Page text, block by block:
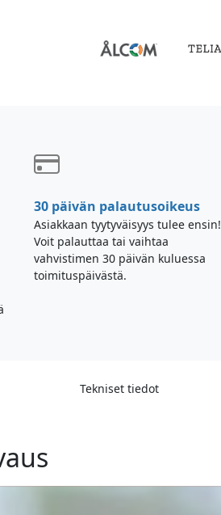
30 päivän palautusoikeus
Asiakkaan tyytyväisyys tulee ensin!
Voit palauttaa tai vaihtaa
vahvistimen 30 päivän kuluessa
toimituspäivästä.
Tekniset tiedot